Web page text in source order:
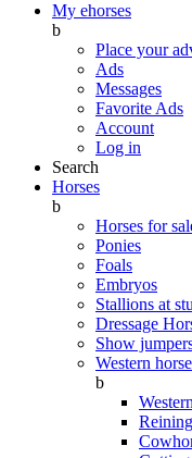
My ehorses
b
Place your
Ads
Messages
Favorite Ads
Account
Log in
Search
Horses
b
Horses for
Ponies
Foals
Embryos
Stallions at
Dressage
Show
Western
b
Reining